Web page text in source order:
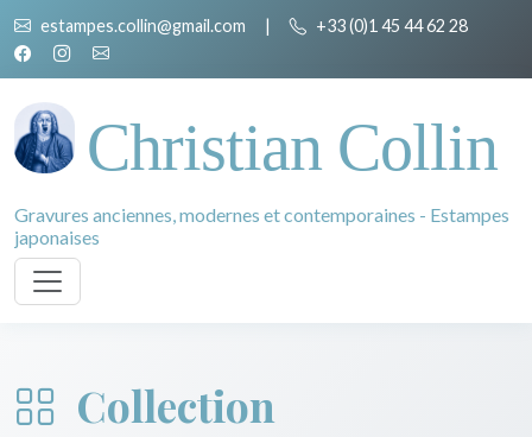
estampes.collin@gmail.com | +33 (0)1 45 44 62 28
Christian Collin
Gravures anciennes, modernes et contemporaines - Estampes
japonaises
Collection